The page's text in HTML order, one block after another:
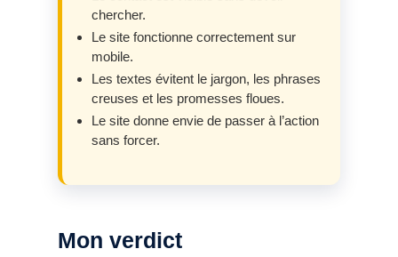
chercher.
Le site fonctionne correctement sur
mobile.
Les textes évitent le jargon, les phrases
creuses et les promesses floues.
Le site donne envie de passer à l’action
sans forcer.
Mon verdict